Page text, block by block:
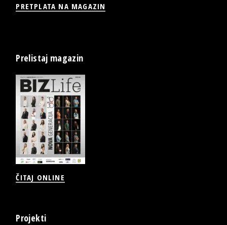
PRETPLATA NA MAGAZIN
Prelistaj magazin
ČITAJ ONLINE
Projekti